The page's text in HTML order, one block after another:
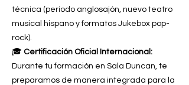
técnica (período anglosajón, nuevo teatro
musical hispano y formatos Jukebox pop-
rock).
🎓 Certificación Oficial Internacional:
Durante tu formación en Sala Duncan, te
preparamos de manera integrada para la